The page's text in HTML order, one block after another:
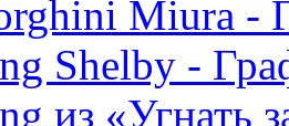
Miura -
Shelby -
из «Угнать